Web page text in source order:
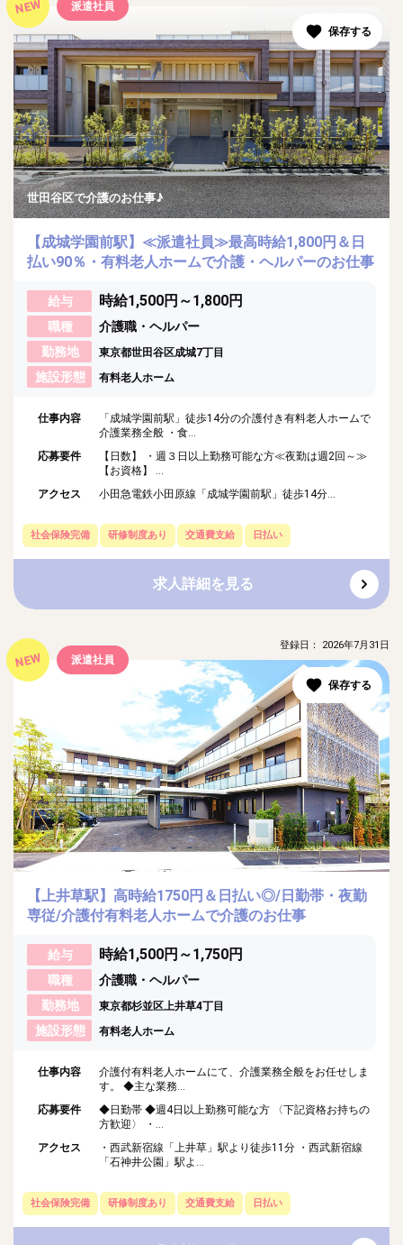
NEW 派遣社員
世田谷区で介護のお仕事♪
【成城学園前駅】≪派遣社員≫最高時給1,800円＆日
払い90％・有料老人ホームで介護・ヘルパーのお仕事
給与 時給1,500円～1,800円
職種
介護職・ヘルパー
勤務地
東京都世田谷区成城7丁目
施設形態 有料老人ホーム
仕事内容
「成城学園前駅」徒歩14分の介護付き有料老人ホームで
介護業務全般 ・食...
応募要件
【日数】 ・週３日以上勤務可能な方≪夜勤は週2回～≫
【お資格】 ...
アクセス
小田急電鉄小田原線「成城学園前駅」徒歩14分...
社会保険完備 研修制度あり 交通費支給 日払い
求人詳細を見る
NEW 派遣社員
登録日： 2026年7月31日
【上井草駅】高時給1750円＆日払い◎/日勤帯・夜勤
専従/介護付有料老人ホームで介護のお仕事
給与 時給1,500円～1,750円
職種
介護職・ヘルパー
勤務地
東京都杉並区上井草4丁目
施設形態 有料老人ホーム
仕事内容
介護付有料老人ホームにて、介護業務全般をお任せしま
す。 ◆主な業務...
応募要件
◆日勤帯 ◆週4日以上勤務可能な方 〈下記資格お持ちの
方歓迎〉 ・...
アクセス
・西武新宿線「上井草」駅より徒歩11分 ・西武新宿線
「石神井公園」駅よ...
社会保険完備 研修制度あり 交通費支給 日払い